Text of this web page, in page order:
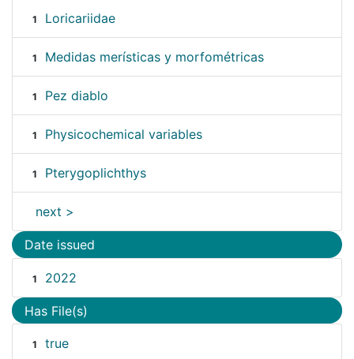
1 Loricariidae
1 Medidas merísticas y morfométricas
1 Pez diablo
1 Physicochemical variables
1 Pterygoplichthys
next >
Date issued
1 2022
Has File(s)
1 true